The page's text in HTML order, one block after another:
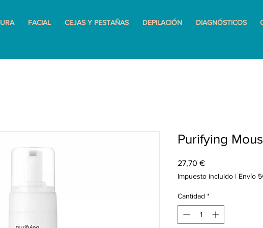
FACIAL CEJAS Y PESTAÑAS DEPILACIÓN DIAGNÓSTICOS
Purifying
27,70 €Precio
Impuesto incluido | Envío
Cantidad *